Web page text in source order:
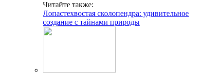
Читайте также:
Лопастехвостая сколопендра: удивительное
создание с тайнами природы